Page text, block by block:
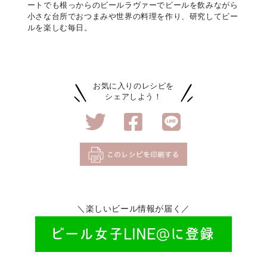
ートでも根っからのビールラヴァーでビールを飲みながら
小さな台所でおつまみや世界の料理を作り、研究してビー
ルを楽しむ毎日。
お気に入りのレシピを
シェアしよう！
＼楽しいビール情報が届く／